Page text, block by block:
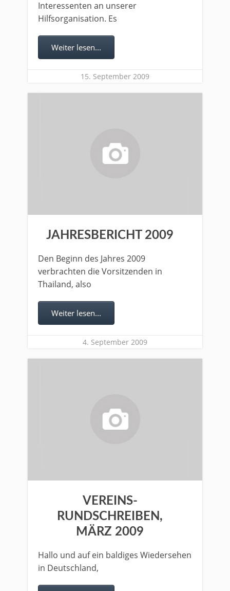
Interessenten an unserer
Hilfsorganisation. Es
Weiter lesen...
15. September 2009
JAHRESBERICHT 2009
Den Beginn des Jahres 2009
verbrachten die Vorsitzenden in
Thailand, also
Weiter lesen...
4. September 2009
VEREINS-
RUNDSCHREIBEN,
MÄRZ 2009
Hallo und auf ein baldiges Wiedersehen
in Deutschland,